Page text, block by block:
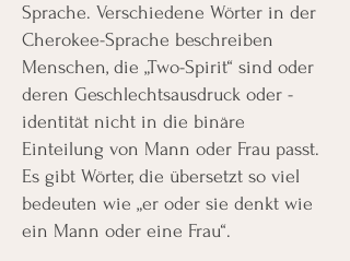
Sprache. Verschiedene Wörter in der
Cherokee-Sprache beschreiben
Menschen, die „Two-Spirit“ sind oder
deren Geschlechtsausdruck oder -
identität nicht in die binäre
Einteilung von Mann oder Frau passt.
Es gibt Wörter, die übersetzt so viel
bedeuten wie „er oder sie denkt wie
ein Mann oder eine Frau“.